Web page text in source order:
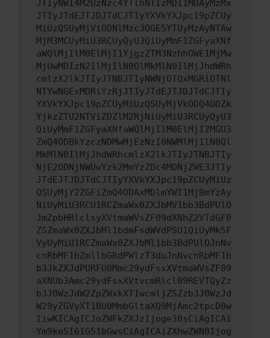
JTIyNWI4M2UzNzc4YTlhNTIzMDI1MDAyMzMx
JTIyJTdEJTJDJTdCJTIyYXVkYXJpc19pZCUy
MiUzQSUyMjViODNlMzc3OGE5YTUyMzAyNTAw
MjM3MCUyMiU3RCUyQyU3QiUyMmF1ZGFyaXNf
aWQlMjIlM0ElMjI1YjgzZTM3NzhhOWE1MjMw
MjUwMDIzN2IlMjIlN0QlMkMlN0IlMjJhdWRh
cmlzX2lkJTIyJTNBJTIyNWNjOTQxMGRiOTNl
NTYwNGExMDRiYzRjJTIyJTdEJTJDJTdCJTIy
YXVkYXJpc19pZCUyMiUzQSUyMjVkODQ4ODZk
YjkzZTU2NTViZDZlM2RjNiUyMiU3RCUyQyU3
QiUyMmF1ZGFyaXNfaWQlMjIlM0ElMjI2MGU3
ZmQ4ODBkYzczNDMwMjEzNzI0NWMlMjIlN0Ql
MkMlN0IlMjJhdWRhcmlzX2lkJTIyJTNBJTIy
NjE2ODNjNWUwYzk2MmYzZDc4MDNjZWE3JTIy
JTdEJTJDJTdCJTIyYXVkYXJpc19pZCUyMiUz
QSUyMjY2ZGFiZmQ4ODAxMDlmYWI1MjBmYzAy
NiUyMiU3RCU1RCZmaWx0ZXJbMV1bb3BdPUlO
JmZpbHRlclsyXVtmaWVsZF09dXNhZ2VTdGF0
ZSZmaWx0ZXJbMl1bdmFsdWVdPSU1QiUyMk5F
VyUyMiU1RCZmaWx0ZXJbMl1bb3BdPUlOJnNv
cnRbMF1bZmllbGRdPWlzT3duJnNvcnRbMF1b
b3JkZXJdPURFU0Mmc29ydFsxXVtmaWVsZF09
aXNUb3Amc29ydFsxXVtvcmRlcl09REVTQyZz
b3J0WzJdW2ZpZWxkXT1wcmljZSZzb3J0WzJd
W29yZGVyXT1BU0MmbGltaXQ9MjAmc2tpcD0w
IiwKICAgICJoZWFkZXJzIjoge30sCiAgICAi
Ym9keSI6IG51bGwsCiAgICAiZXhwZWN0Ijog